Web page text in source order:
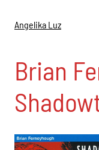
InhaltAngelika Luz
Brian